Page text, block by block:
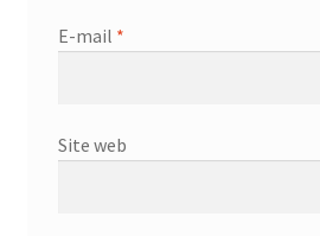
E-mail *
Site web